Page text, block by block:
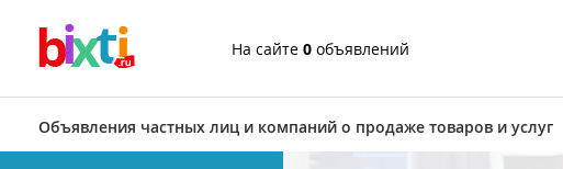
На сайте 0 объявлений
Объявления частных лиц и компаний о продаже товаров и услуг